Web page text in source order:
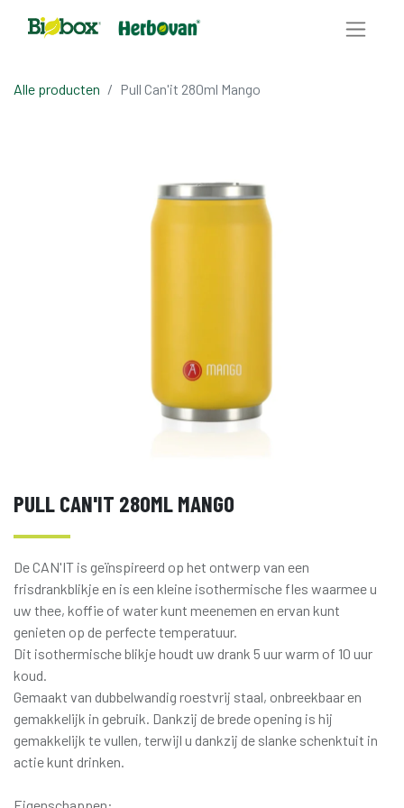
Alle producten Pull Can'it 280ml Mango
PULL CAN'IT 280ML MANGO
De CAN'IT is geïnspireerd op het ontwerp van een
frisdrankblikje en is een kleine isothermische fles waarmee u
uw thee, koffie of water kunt meenemen en ervan kunt
genieten op de perfecte temperatuur.
Dit isothermische blikje houdt uw drank 5 uur warm of 10 uur
koud.
Gemaakt van dubbelwandig roestvrij staal, onbreekbaar en
gemakkelijk in gebruik. Dankzij de brede opening is hij
gemakkelijk te vullen, terwijl u dankzij de slanke schenktuit in
actie kunt drinken.